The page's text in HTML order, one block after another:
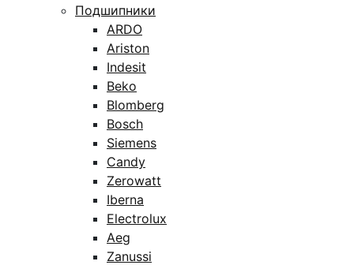
Подшипники
ARDO
Ariston
Indesit
Beko
Blomberg
Bosch
Siemens
Candy
Zerowatt
Iberna
Electrolux
Aeg
Zanussi